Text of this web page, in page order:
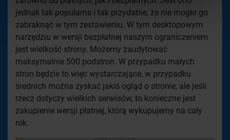
jednak tak popularne i tak przydatne, że nie mogło go
zabraknąć w tym zestawieniu. W tym desktopowym
narzędziu w wersji bezpłatnej naszym ograniczeniem
jest wielkość strony. Możemy zaudytować
maksymalnie 500 podstron. W przypadku małych
stron będzie to więc wystarczające, w przypadku
średnich można zyskać jakiś ogląd o stronie, ale jeśli
rzecz dotyczy wielkich serwisów, to konieczne jest
zakupienie wersji płatnej, którą wykupujemy na cały
rok.